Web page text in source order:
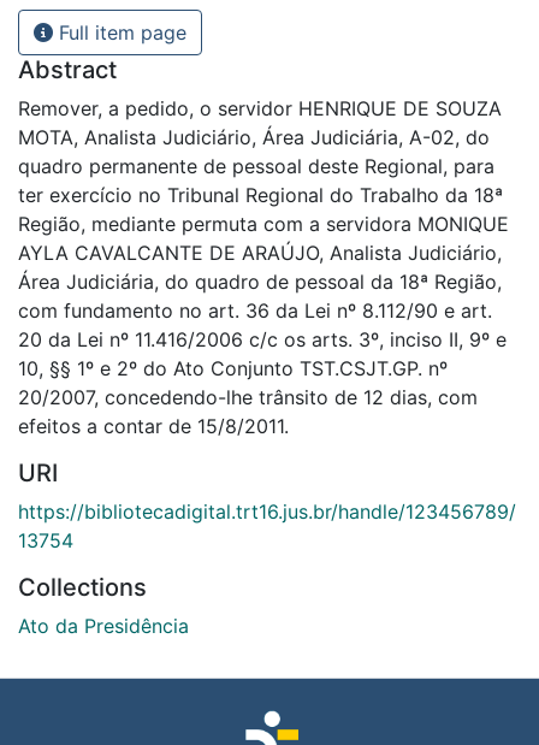
Full item page
Abstract
Remover, a pedido, o servidor HENRIQUE DE SOUZA
MOTA, Analista Judiciário, Área Judiciária, A-02, do
quadro permanente de pessoal deste Regional, para
ter exercício no Tribunal Regional do Trabalho da 18ª
Região, mediante permuta com a servidora MONIQUE
AYLA CAVALCANTE DE ARAÚJO, Analista Judiciário,
Área Judiciária, do quadro de pessoal da 18ª Região,
com fundamento no art. 36 da Lei nº 8.112/90 e art.
20 da Lei nº 11.416/2006 c/c os arts. 3º, inciso II, 9º e
10, §§ 1º e 2º do Ato Conjunto TST.CSJT.GP. nº
20/2007, concedendo-lhe trânsito de 12 dias, com
efeitos a contar de 15/8/2011.
URI
https://bibliotecadigital.trt16.jus.br/handle/123456789/
13754
Collections
Ato da Presidência